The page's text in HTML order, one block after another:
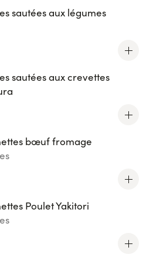
sautées aux légumes
sautées aux crevettes
bœuf fromage
Poulet Yakitori